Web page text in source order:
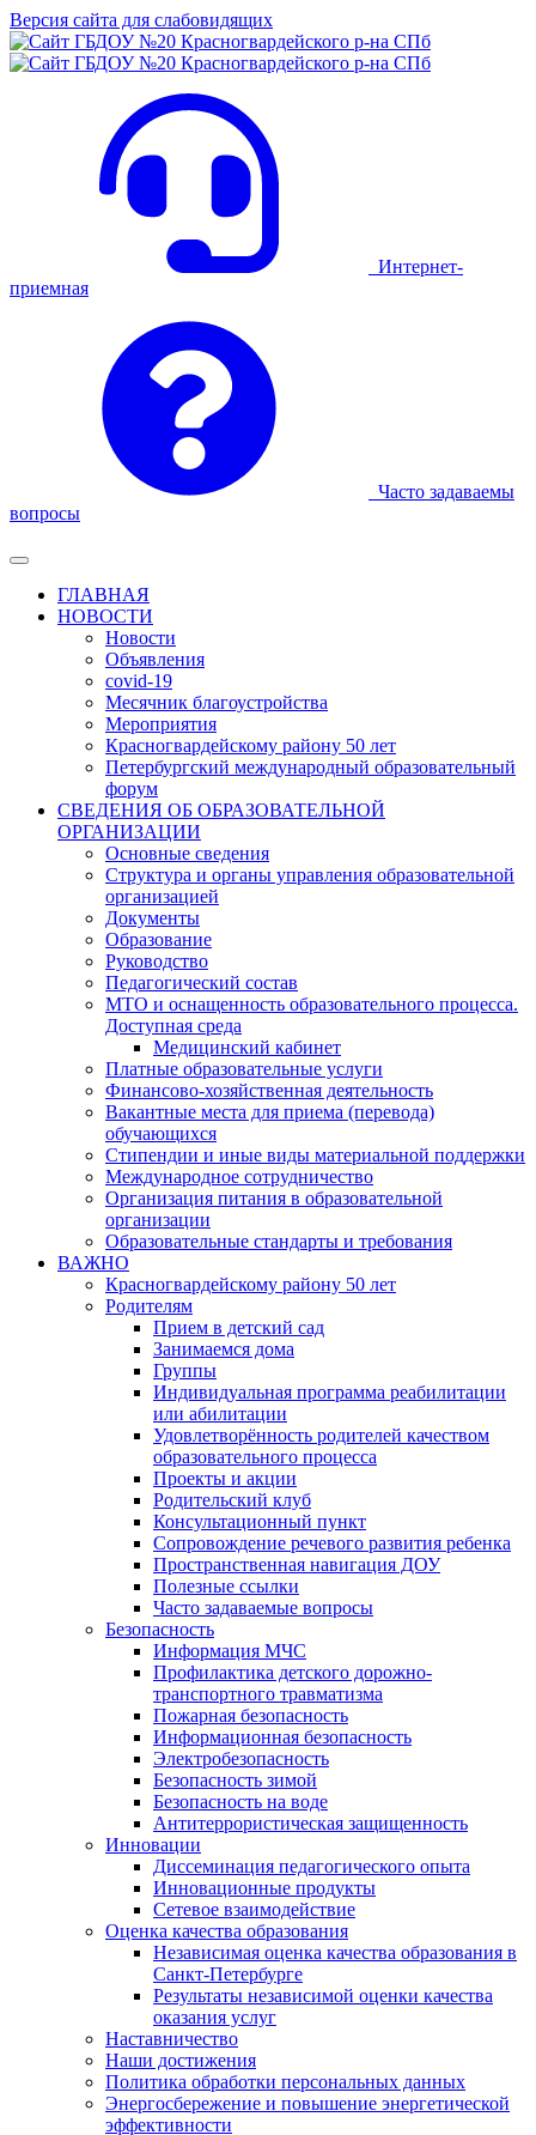
Версия сайта для слабовидящих
Интернет-
приемная
Часто задаваемы
вопросы
ГЛАВНАЯ
НОВОСТИ
Новости
Объявления
covid-19
Месячник благоустройства
Мероприятия
Красногвардейскому району 50 лет
Петербургский международный образовательный
форум
СВЕДЕНИЯ ОБ ОБРАЗОВАТЕЛЬНОЙ
ОРГАНИЗАЦИИ
Основные сведения
Структура и органы управления образовательной
организацией
Документы
Образование
Руководство
Педагогический состав
МТО и оснащенность образовательного процесса.
Доступная среда
Медицинский кабинет
Платные образовательные услуги
Финансово-хозяйственная деятельность
Вакантные места для приема (перевода)
обучающихся
Стипендии и иные виды материальной поддержки
Международное сотрудничество
Организация питания в образовательной
организации
Образовательные стандарты и требования
ВАЖНО
Красногвардейскому району 50 лет
Родителям
Прием в детский сад
Занимаемся дома
Группы
Индивидуальная программа реабилитации
или абилитации
Удовлетворённость родителей качеством
образовательного процесса
Проекты и акции
Родительский клуб
Консультационный пункт
Сопровождение речевого развития ребенка
Пространственная навигация ДОУ
Полезные ссылки
Часто задаваемые вопросы
Безопасность
Информация МЧС
Профилактика детского дорожно-
транспортного травматизма
Пожарная безопасность
Информационная безопасность
Электробезопасность
Безопасность зимой
Безопасность на воде
Антитеррористическая защищенность
Инновации
Диссеминация педагогического опыта
Инновационные продукты
Сетевое взаимодействие
Оценка качества образования
Независимая оценка качества образования в
Санкт-Петербурге
Результаты независимой оценки качества
оказания услуг
Наставничество
Наши достижения
Политика обработки персональных данных
Энергосбережение и повышение энергетической
эффективности